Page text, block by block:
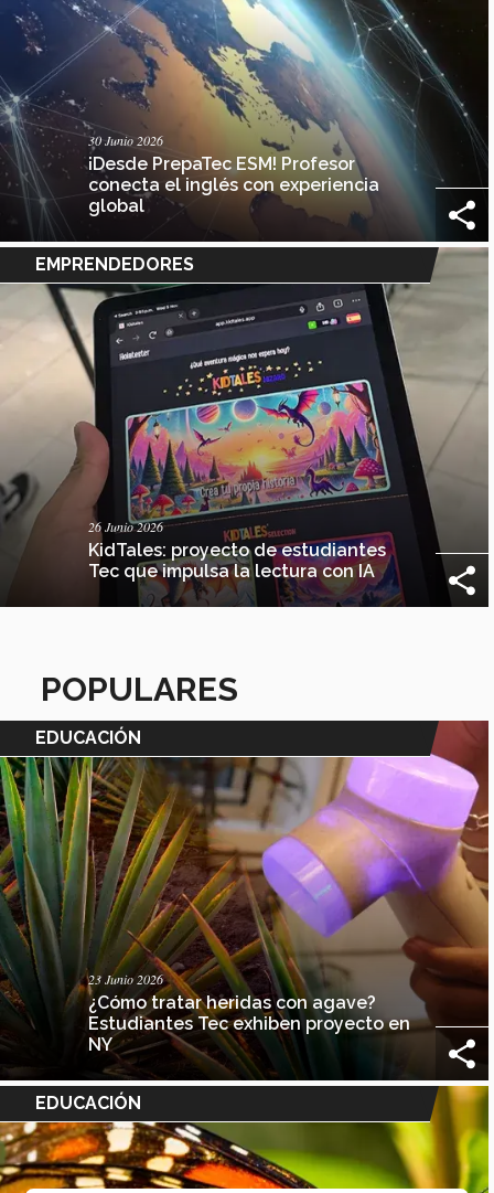
30 Junio 2026
¡Desde PrepaTec ESM! Profesor
conecta el inglés con experiencia
global
EMPRENDEDORES
26 Junio 2026
KidTales: proyecto de estudiantes
Tec que impulsa la lectura con IA
POPULARES
EDUCACIÓN
23 Junio 2026
¿Cómo tratar heridas con agave?
Estudiantes Tec exhiben proyecto en
NY
EDUCACIÓN